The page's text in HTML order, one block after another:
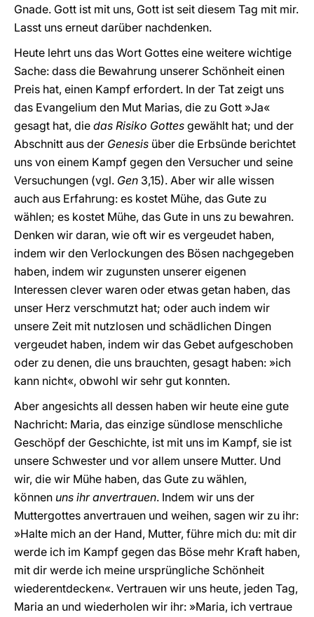
Gnade. Gott ist mit uns, Gott ist seit diesem Tag mit mir.
Lasst uns erneut darüber nachdenken.
Heute lehrt uns das Wort Gottes eine weitere wichtige
Sache: dass die Bewahrung unserer Schönheit einen
Preis hat, einen Kampf erfordert. In der Tat zeigt uns
das Evangelium den Mut Marias, die zu Gott »Ja«
gesagt hat, die das Risiko Gottes gewählt hat; und der
Abschnitt aus der Genesis über die Erbsünde berichtet
uns von einem Kampf gegen den Versucher und seine
Versuchungen (vgl. Gen 3,15). Aber wir alle wissen
auch aus Erfahrung: es kostet Mühe, das Gute zu
wählen; es kostet Mühe, das Gute in uns zu bewahren.
Denken wir daran, wie oft wir es vergeudet haben,
indem wir den Verlockungen des Bösen nachgegeben
haben, indem wir zugunsten unserer eigenen
Interessen clever waren oder etwas getan haben, das
unser Herz verschmutzt hat; oder auch indem wir
unsere Zeit mit nutzlosen und schädlichen Dingen
vergeudet haben, indem wir das Gebet aufgeschoben
oder zu denen, die uns brauchten, gesagt haben: »ich
kann nicht«, obwohl wir sehr gut konnten.
Aber angesichts all dessen haben wir heute eine gute
Nachricht: Maria, das einzige sündlose menschliche
Geschöpf der Geschichte, ist mit uns im Kampf, sie ist
unsere Schwester und vor allem unsere Mutter. Und
wir, die wir Mühe haben, das Gute zu wählen,
können uns ihr anvertrauen. Indem wir uns der
Muttergottes anvertrauen und weihen, sagen wir zu ihr:
»Halte mich an der Hand, Mutter, führe mich du: mit dir
werde ich im Kampf gegen das Böse mehr Kraft haben,
mit dir werde ich meine ursprüngliche Schönheit
wiederentdecken«. Vertrauen wir uns heute, jeden Tag,
Maria an und wiederholen wir ihr: »Maria, ich vertraue